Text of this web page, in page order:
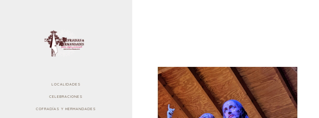
LOCALIDADES
CELEBRACIONES
COFRADÍAS Y HERMANDADES